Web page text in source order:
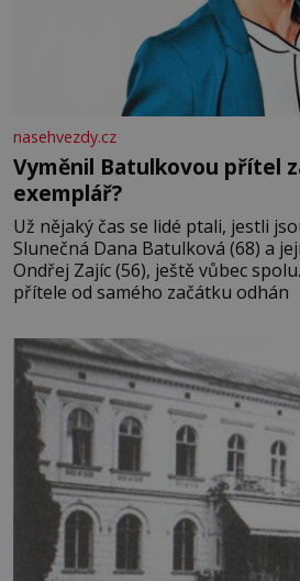
nasehvezdy.cz
Vyměnil Batulkovou přítel
exemplář?
Už nějaký čas se lidé ptali, jestli
Slunečná Dana Batulková (68) a
Ondřej Zajíc (56), ještě vůbec spolu. Herečka od sebe
přítele od samého začátku odhán